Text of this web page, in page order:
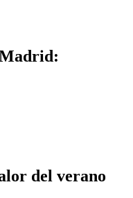
del verano